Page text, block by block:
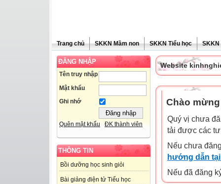
Trang chủ SKKN Mầm non SKKN Tiểu học SKKN
ĐĂNG NHẬP
Tên truy nhập
Mật khẩu
Ghi nhớ
Quên mật khẩu ĐK thành viên
THÔNG TIN
Bồi dưỡng học sinh giỏi
Bài giảng điện tử Tiểu học
Website
Chào
Quý vị chưa
tải được các
Nếu chưa
hướng dẫn
Nếu đã đăng